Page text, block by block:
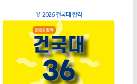
🏅 2026 건국대 합격